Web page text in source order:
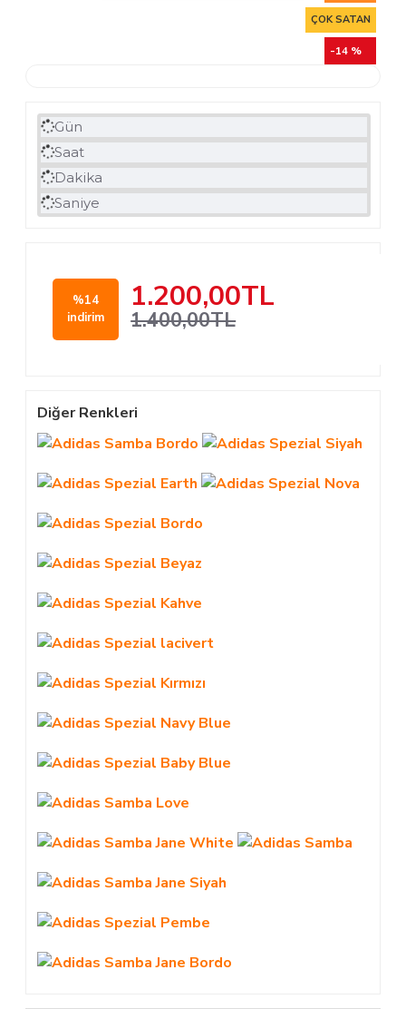
ÇOK SATAN
-14 %
Gün
Saat
Dakika
Saniye
%14
indirim
1.200,00TL
1.400,00TL
Diğer Renkleri